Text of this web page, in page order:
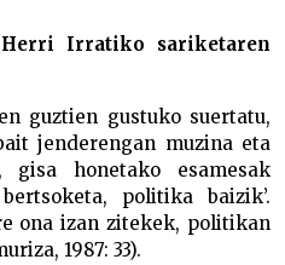
Irratiko sariketaren
guztien gustuko suertatu,
jenderengan muzina eta
gisa honetako esamesak
politika baizik’.
ona izan zitekek, politikan
1987: 33).